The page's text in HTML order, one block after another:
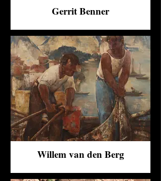
Gerrit Benner
Willem van den Berg